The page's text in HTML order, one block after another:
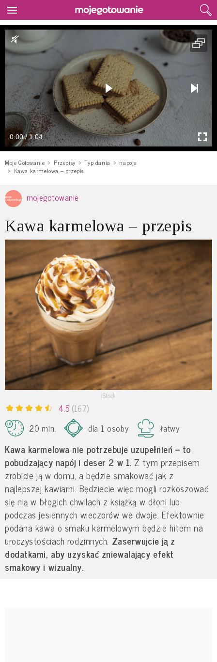
0:00 / 1:04
Moje Gotowanie Przepisy Typ dania
napoje
Kawa karmelowa – przepis
mojegotowanie
Kawa karmelowa – przepis
iStock
4.5 (167)
20 min.
dla 1 osoby łatwy
Kawa karmelowa nie potrzebuje uzupełnień – to
pobudzający napój i deser 2 w 1. Z tym przepisem
zrobicie ją w domu, a będzie smakować jak z
najlepszej kawiarni. Będziecie więc mogli rozkoszować
się nią w błogich chwilach z książką w dłoni lub
podczas jesiennych wieczorów we dwoje. Efektownie
podana kawa o smaku karmelowym będzie hitem na
uroczystościach rodzinnych. Zaserwujcie ją z
dodatkami, aby uzyskać zniewalający efekt
smakowy i wizualny.